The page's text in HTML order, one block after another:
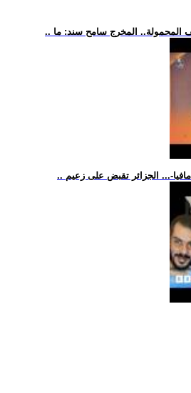
المحمولة.. المخرج سامح سند: ما
... الجزائر تقبض على زعيم